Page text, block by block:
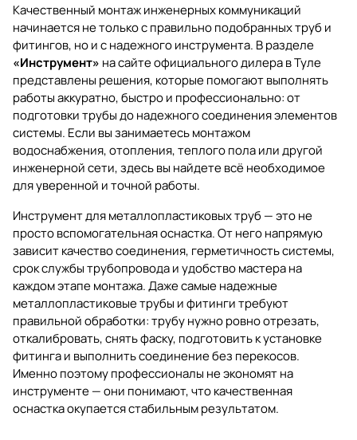
Качественный монтаж инженерных коммуникаций
начинается не только с правильно подобранных труб и
фитингов, но и с надежного инструмента. В разделе
«Инструмент» на сайте официального дилера в Туле
представлены решения, которые помогают выполнять
работы аккуратно, быстро и профессионально: от
подготовки трубы до надежного соединения элементов
системы. Если вы занимаетесь монтажом
водоснабжения, отопления, теплого пола или другой
инженерной сети, здесь вы найдете всё необходимое
для уверенной и точной работы.
Инструмент для металлопластиковых труб — это не
просто вспомогательная оснастка. От него напрямую
зависит качество соединения, герметичность системы,
срок службы трубопровода и удобство мастера на
каждом этапе монтажа. Даже самые надежные
металлопластиковые трубы и фитингитребуют
правильной обработки: трубу нужно ровно отрезать,
откалибровать, снять фаску, подготовить к установке
фитинга и выполнить соединение без перекосов.
Именно поэтому профессионалы не экономят на
инструменте — они понимают, что качественная
оснастка окупается стабильным результатом.